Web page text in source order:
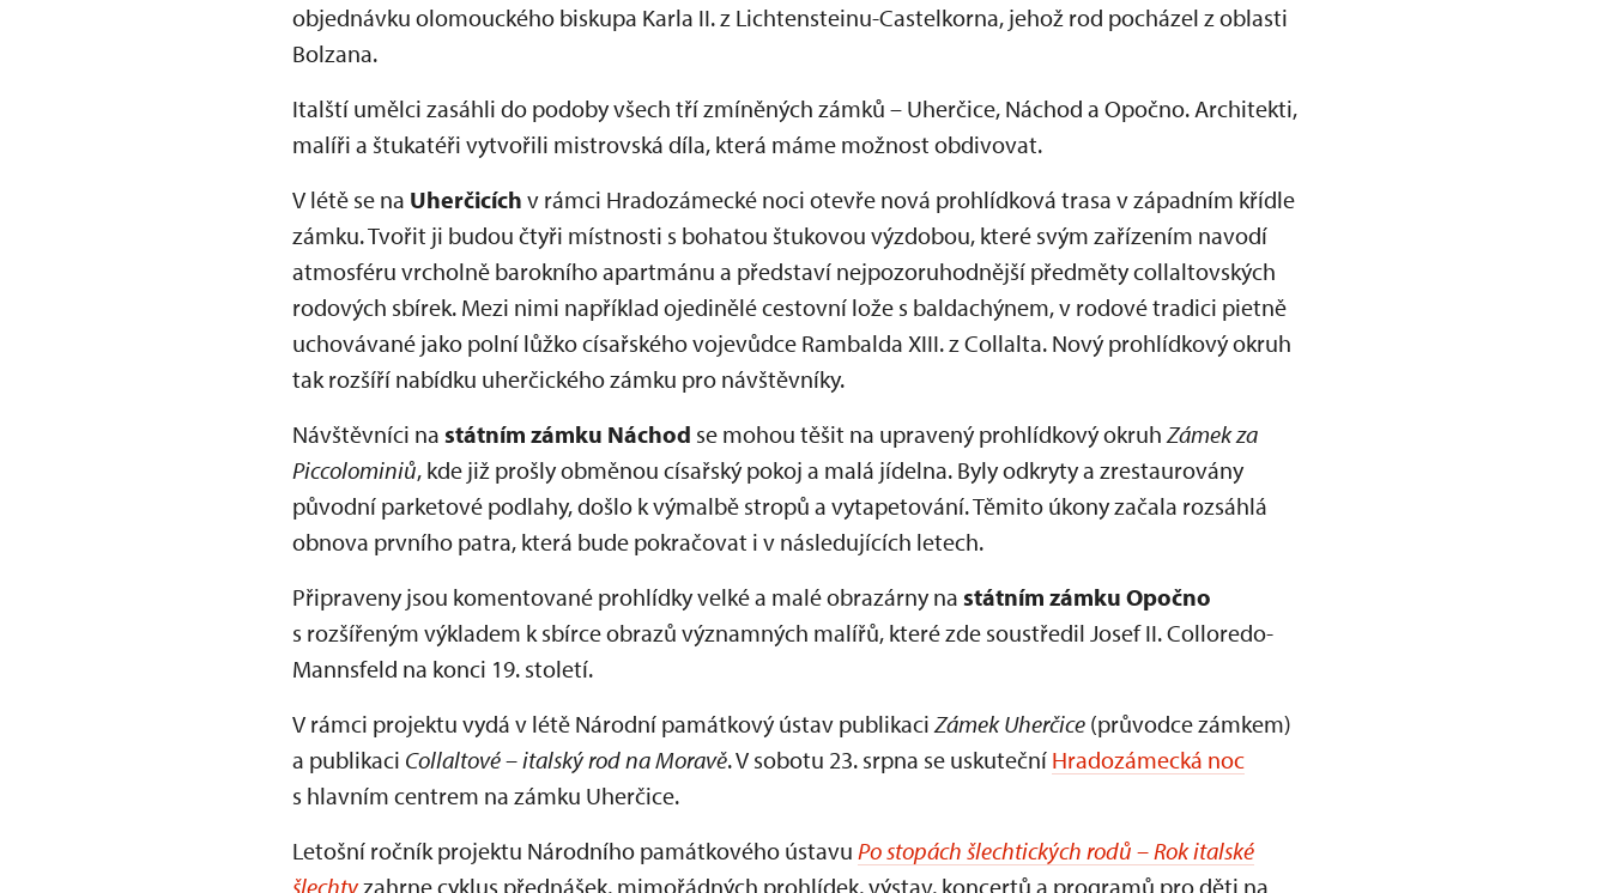
objednávku olomouckého biskupa Karla II. z Lichtensteinu-Castelkorna, jehož rod pocházel z oblasti
Bolzana.
Italští umělci zasáhli do podoby všech tří zmíněných zámků – Uherčice, Náchod a Opočno. Architekti,
malíři a štukatéři vytvořili mistrovská díla, která máme možnost obdivovat.
V létě se na Uherčicích v rámci Hradozámecké noci otevře nová prohlídková trasa v západním křídle
zámku. Tvořit ji budou čtyři místnosti s bohatou štukovou výzdobou, které svým zařízením navodí
atmosféru vrcholně barokního apartmánu a představí nejpozoruhodnější předměty collaltovských
rodových sbírek. Mezi nimi například ojedinělé cestovní lože s baldachýnem, v rodové tradici pietně
uchovávané jako polní lůžko císařského vojevůdce Rambalda XIII. z Collalta. Nový prohlídkový okruh
tak rozšíří nabídku uherčického zámku pro návštěvníky.
Návštěvníci na státním zámku Náchod se mohou těšit na upravený prohlídkový okruhZámek za
Piccolominiů, kde již prošly obměnou císařský pokoj a malá jídelna. Byly odkryty a zrestaurovány
původní parketové podlahy, došlo k výmalbě stropů a vytapetování. Těmito úkony začala rozsáhlá
obnova prvního patra, která bude pokračovat i v následujících letech.
Připraveny jsou komentované prohlídky velké a malé obrazárny na státním zámku Opočno
s rozšířeným výkladem k sbírce obrazů významných malířů, které zde soustředil Josef II. Colloredo-
Mannsfeld na konci 19. století.
V rámci projektu vydá v létě Národní památkový ústav publikaciZámek Uherčice (průvodce zámkem)
a publikaci Collaltové – italský rod na Moravě. V sobotu 23. srpna se uskuteční Hradozámecká noc
s hlavním centrem na zámku Uherčice.
Letošní ročník projektu Národního památkového ústavu Po stopách šlechtických rodů – Rok italské
šlechtyzahrne cyklus přednášek, mimořádných prohlídek, výstav, koncertů a programů pro děti na